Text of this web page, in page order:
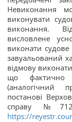
Невиконання
виконувати
виконання.
висловлене
виконати
завуальований
відмову
що фактично
(аналогічний
постанові
справу
https://